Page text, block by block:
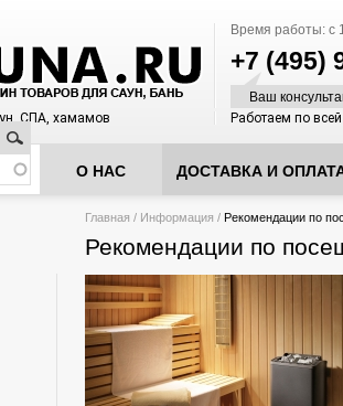
Время работы: с
+7 (495)
Ваш
СПА, хамамов Работаем по
О НАС ДОСТАВКА И
Вы здесь
Главная / Информация / Рекомендации по
Рекомендации по